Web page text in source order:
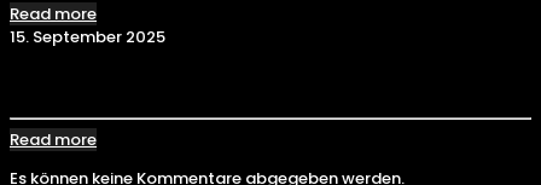
Read more
15. September 2025
Read more
Es können keine Kommentare abgegeben werden.